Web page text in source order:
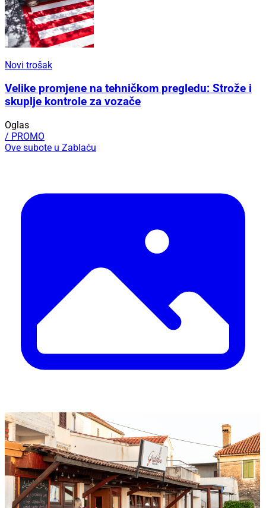
Novi trošak
Velike promjene na tehničkom pregledu: Strože i
skuplje kontrole za vozače
Oglas
/ PROMO
Ove subote u Zablaću